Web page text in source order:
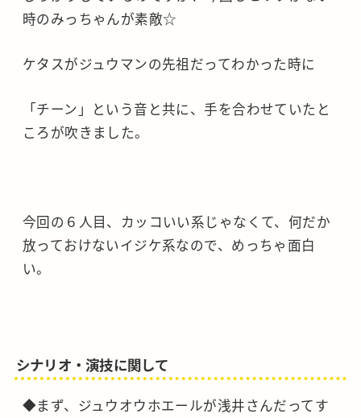
時のみっちゃんが素敵☆
ケタスがジュウマンの先祖だってわかった時に
「チーン」という音と共に、手を合わせていたと
ころが吹きました。
今回の６人目、カッコいい系じゃなくて、何だか
放っておけないイジケ系なので、めっちゃ面白
い。
シナリオ・演技に関して
◆まず、ジュウオウホエールが浅井さんだってす